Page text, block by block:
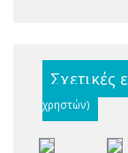
Σχετικές
χρηστών)